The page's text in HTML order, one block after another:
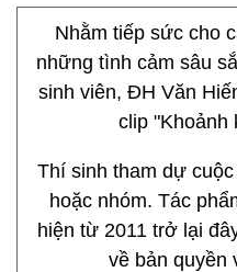
Nhằm tiếp sức cho
những tình cảm sâu
sinh viên, ĐH Văn
clip "Khoảnh
Thí sinh tham dự
hoặc nhóm. Tác
hiện từ 2011 trở lại
về bản quyền